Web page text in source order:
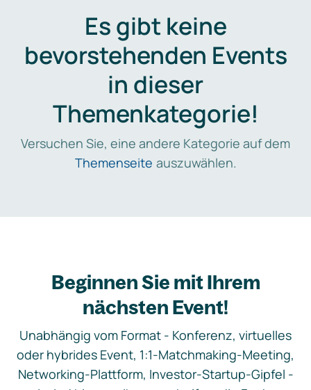
Es gibt keine
bevorstehenden Events
in dieser
Themenkategorie!
Versuchen Sie, eine andere Kategorie auf dem
Themenseite auszuwählen.
Beginnen Sie mit Ihrem
nächsten Event!
Unabhängig vom Format - Konferenz, virtuelles
oder hybrides Event, 1:1-Matchmaking-Meeting,
Networking-Plattform, Investor-Startup-Gipfel -